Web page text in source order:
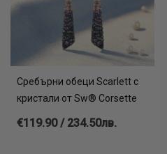
Сребърни обеци Scarlett с
кристали от Sw® Corsette
€119.90 / 234.50лв.